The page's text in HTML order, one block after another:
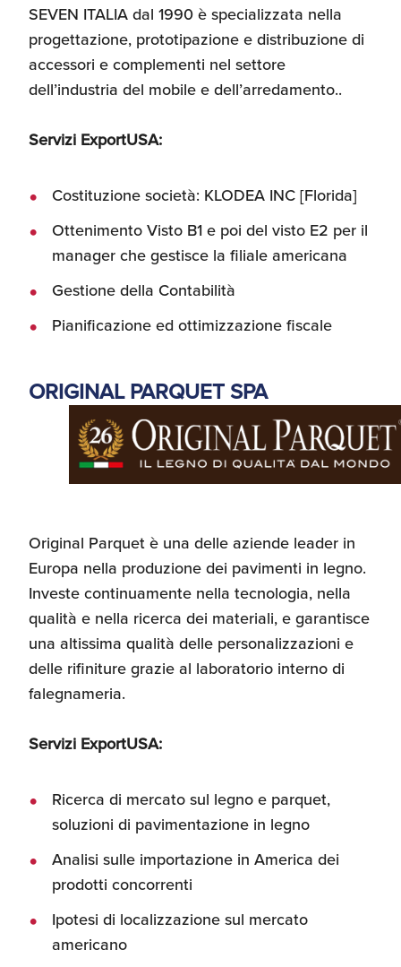
SEVEN ITALIA dal 1990 è specializzata nella
progettazione, prototipazione e distribuzione di
accessori e complementi nel settore
dell’industria del mobile e dell’arredamento..
Servizi ExportUSA:
Costituzione società: KLODEA INC [Florida]
Ottenimento Visto B1 e poi del visto E2 per il
manager che gestisce la filiale americana
Gestione della Contabilità
Pianificazione ed ottimizzazione fiscale
ORIGINAL PARQUET SPA
Original Parquet è una delle aziende leader in
Europa nella produzione dei pavimenti in legno.
Investe continuamente nella tecnologia, nella
qualità e nella ricerca dei materiali, e garantisce
una altissima qualità delle personalizzazioni e
delle rifiniture grazie al laboratorio interno di
falegnameria.
Servizi ExportUSA:
Ricerca di mercato sul legno e parquet,
soluzioni di pavimentazione in legno
Analisi sulle importazione in America dei
prodotti concorrenti
Ipotesi di localizzazione sul mercato
americano